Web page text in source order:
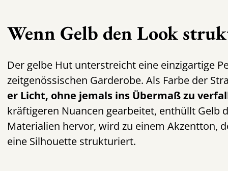
Wenn Gelb den Look
Der gelbe Hut unterstreicht eine einzigartige
zeitgenössischen Garderobe. Als Farbe der
er Licht, ohne jemals ins Übermaß zu
kräftigeren Nuancen gearbeitet, enthüllt Gelb
Materialien hervor, wird zu einem Akzentton,
eine Silhouette strukturiert.